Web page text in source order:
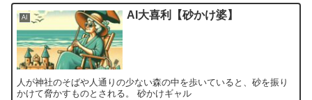
AI AI大喜利【砂かけ婆】
人が神社のそばや人通りの少ない森の中を歩いていると、砂を振り
かけて脅かすものとされる。 砂かけギャル